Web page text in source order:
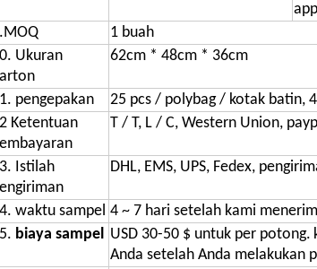
1 buah
Ukuran
62cm * 48cm * 36cm
pengepakan
25 pcs / polybag / kotak batin,
Ketentuan
T / T, L / C, Western Union,
Istilah
DHL, EMS, UPS, Fedex,
waktu sampel 4 ~ 7 hari setelah kami
biaya sampel USD 30-50 $ untuk per potong.
Anda setelah Anda melakukan